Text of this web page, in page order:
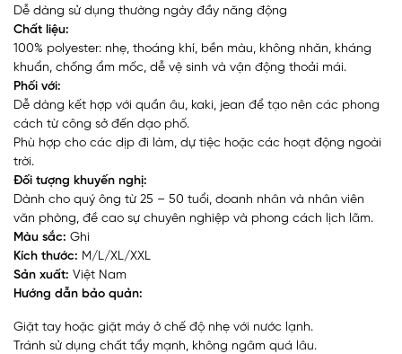
Dễ dàng sử dụng thường ngày đầy năng động
Chất liệu:
100% polyester: nhẹ, thoáng khí, bền màu, không nhăn, kháng
khuẩn, chống ẩm mốc, dễ vệ sinh và vận động thoải mái.
Phối với:
Dễ dàng kết hợp với quần âu, kaki, jean để tạo nên các phong
cách từ công sở đến dạo phố.
Phù hợp cho các dịp đi làm, dự tiệc hoặc các hoạt động ngoài
trời.
Đối tượng khuyến nghị:
Dành cho quý ông từ 25 – 50 tuổi, doanh nhân và nhân viên
văn phòng, đề cao sự chuyên nghiệp và phong cách lịch lãm.
Màu sắc: Ghi
Kích thước: M/L/XL/XXL
Sản xuất: Việt Nam
Hướng dẫn bảo quản:
Giặt tay hoặc giặt máy ở chế độ nhẹ với nước lạnh.
Tránh sử dụng chất tẩy mạnh, không ngâm quá lâu.